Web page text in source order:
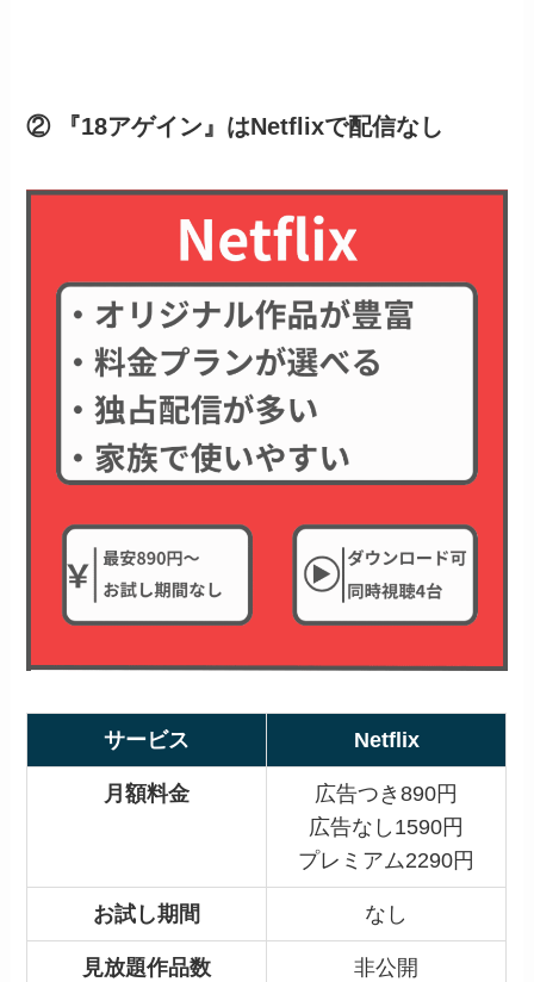
② 『18アゲイン』はNetflixで配信なし
サービス Netflix
月額料金
広告つき890円
広告なし1590円
プレミアム2290円
お試し期間 なし
見放題作品数 非公開